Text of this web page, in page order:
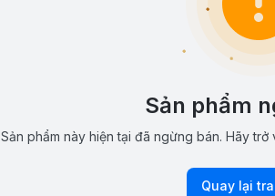
Sản phẩm
Sản phẩm này hiện tại đã ngừng bán. Hãy
Quay lại